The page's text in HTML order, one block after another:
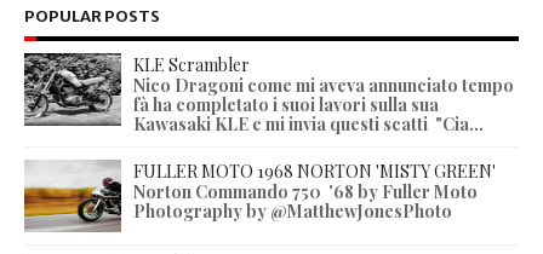
POPULAR POSTS
KLE Scrambler
Nico Dragoni come mi aveva annunciato tempo
fà ha completato i suoi lavori sulla sua
Kawasaki KLE e mi invia questi scatti "Cia...
FULLER MOTO 1968 NORTON 'MISTY GREEN'
Norton Commando 750 '68 by Fuller Moto
Photography by @MatthewJonesPhoto